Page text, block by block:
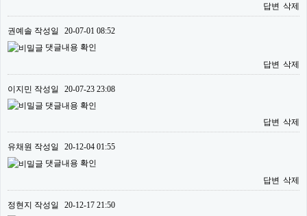
답변 삭제
권예솔 작성일
20-07-01 08:52
댓글내용 확인
답변 삭제
이지민 작성일
20-07-23 23:08
댓글내용 확인
답변 삭제
유채원 작성일
20-12-04 01:55
댓글내용 확인
답변 삭제
정현지 작성일
20-12-17 21:50